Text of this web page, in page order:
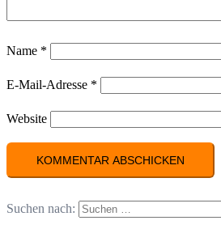
Name *
E-Mail-Adresse *
Website
Suchen nach: